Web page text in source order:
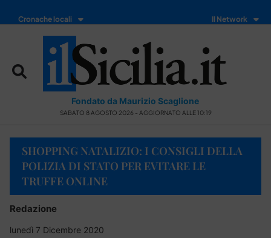
Cronache locali Il Network
Fondato da Maurizio Scaglione
SABATO 8 AGOSTO 2026 - AGGIORNATO ALLE 10:19
SHOPPING NATALIZIO: I CONSIGLI DELLA
POLIZIA DI STATO PER EVITARE LE
TRUFFE ONLINE
Redazione
lunedì 7 Dicembre 2020